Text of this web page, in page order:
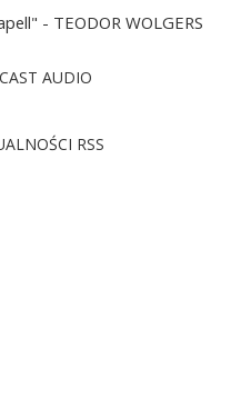
- TEODOR WOLGERS
AUDIO
RSS